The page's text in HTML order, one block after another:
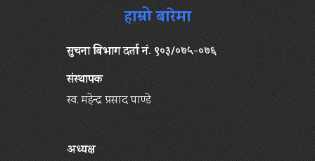
हाम्रो बारेमा
सुचना बिभाग दर्ता नं. ९०३/०७५-०७६
संस्थापक
स्व. महेन्द्र प्रसाद पाण्डे
अध्यक्ष